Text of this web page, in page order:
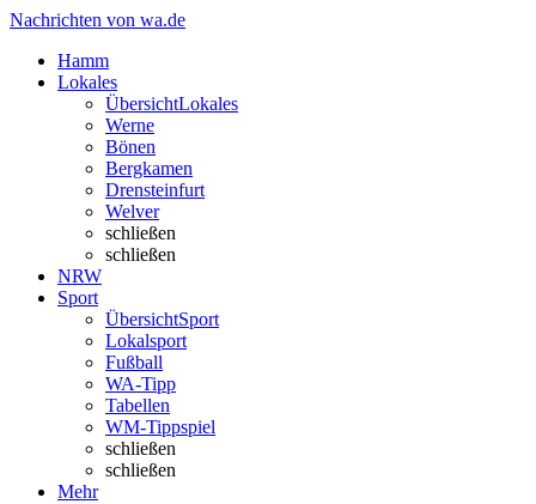
Nachrichten von wa.de
Hamm
Lokales
ÜbersichtLokales
Werne
Bönen
Bergkamen
Drensteinfurt
Welver
schließen
schließen
NRW
Sport
ÜbersichtSport
Lokalsport
Fußball
WA-Tipp
Tabellen
WM-Tippspiel
schließen
schließen
Mehr